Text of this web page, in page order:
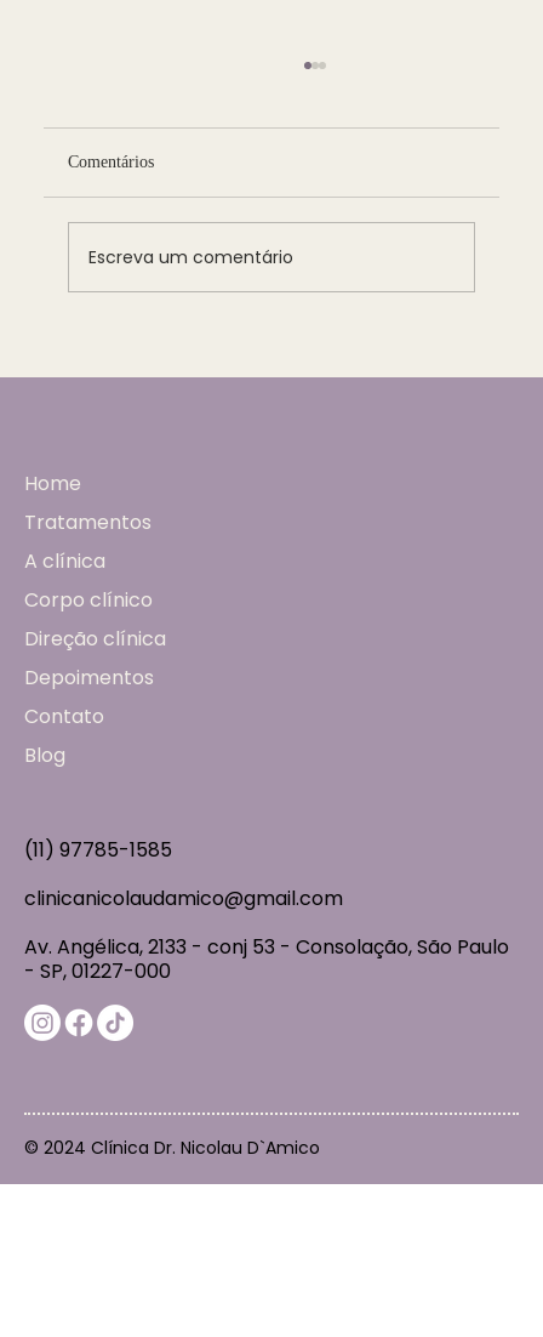
integrativa e preventiva?
Comentários
Escreva um comentário
© 2024 Clínica Dr. Nicolau D`Amico
Home
Tratamentos
A clínica
Corpo clínico
Direção clínica
Depoimentos
Contato
Blog
(11) 97785-1585
clinicanicolaudamico@gmail.com
Av. Angélica, 2133 - conj 53 - Consolação, São Paulo
- SP, 01227-000